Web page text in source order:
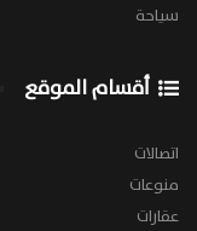
سياحة
أقسام الموقع
اتصالات
منوعات
عقارات